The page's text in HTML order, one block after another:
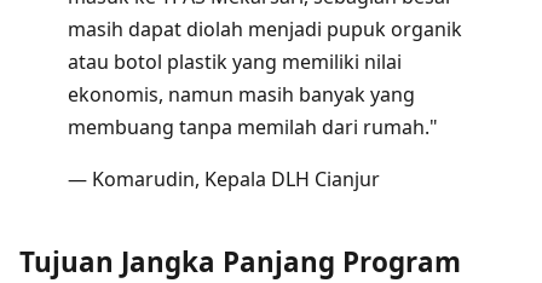
masih dapat diolah menjadi pupuk organik
atau botol plastik yang memiliki nilai
ekonomis, namun masih banyak yang
membuang tanpa memilah dari rumah."
— Komarudin, Kepala DLH Cianjur
Tujuan Jangka Panjang Program